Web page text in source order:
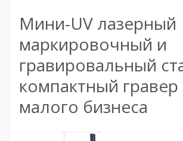
Мини-UV лазерный
маркировочный и
гравировальный
компактный гравер
малого бизнеса